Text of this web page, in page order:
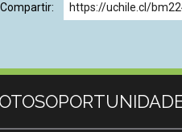
Compartir: https://uchile.cl/